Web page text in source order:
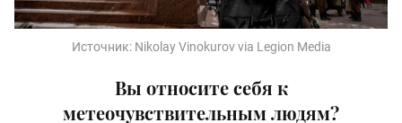
Источник: Nikolay Vinokurov via Legion Media
Вы относите себя к
метеочувствительным людям?